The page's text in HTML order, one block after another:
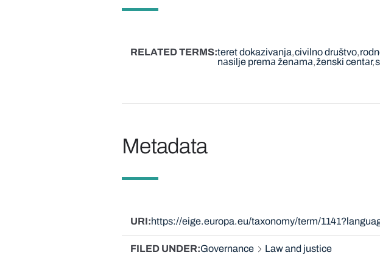
RELATED TERMS teret dokazivanja civilno društvo
nаsilje premа ženаmа ženski centаr
Metadata
URI https://eige.europa.eu/taxonomy/term/
FILED UNDER Governance Law and justice